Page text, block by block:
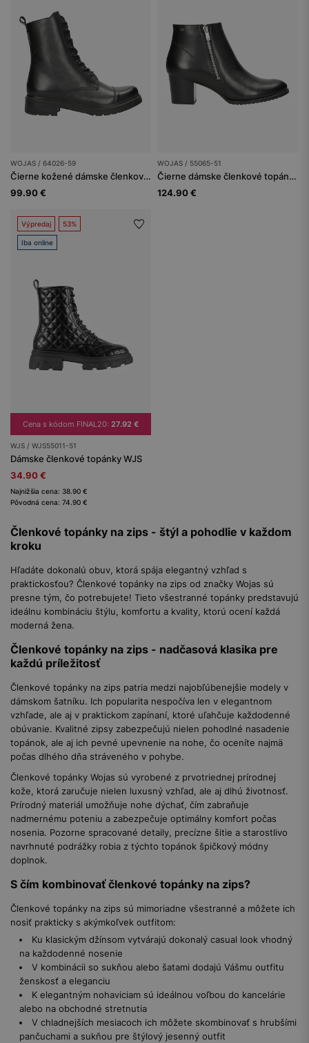
WOJAS / 64026-59
Čierne kožené dámske členkové topánky s zateplením
99.90 €
WOJAS / 55065-51
Čierne dámske členkové topánky na nízkom podpätku
124.90 €
Výpredaj 53%
Iba online
Cena s kódom FINAL20: 27.92 €
WJS / WJS55011-51
Dámske členkové topánky WJS
34.90 €
Najnižšia cena: 38.90 €
Pôvodná cena: 74.90 €
Členkové topánky na zips - štýl a pohodlie v každom
kroku
Hľadáte dokonalú obuv, ktorá spája elegantný vzhľad s
praktickosťou? Členkové topánky na zips od značky Wojas sú
presne tým, čo potrebujete! Tieto všestranné topánky predstavujú
ideálnu kombináciu štýlu, komfortu a kvality, ktorú ocení každá
moderná žena.
Členkové topánky na zips - nadčasová klasika pre
každú príležitosť
Členkové topánky na zips patria medzi najobľúbenejšie modely v
dámskom šatníku. Ich popularita nespočíva len v elegantnom
vzhľade, ale aj v praktickom zapínaní, ktoré uľahčuje každodenné
obúvanie. Kvalitné zipsy zabezpečujú nielen pohodlné nasadenie
topánok, ale aj ich pevné upevnenie na nohe, čo oceníte najmä
počas dlhého dňa stráveného v pohybe.
Členkové topánky Wojas sú vyrobené z prvotriednej prírodnej
kože, ktorá zaručuje nielen luxusný vzhľad, ale aj dlhú životnosť.
Prírodný materiál umožňuje nohe dýchať, čím zabraňuje
nadmernému poteniu a zabezpečuje optimálny komfort počas
nosenia. Pozorne spracované detaily, precízne šitie a starostlivo
navrhnuté podrážky robia z týchto topánok špičkový módny
doplnok.
S čím kombinovať členkové topánky na zips?
Členkové topánky na zips sú mimoriadne všestranné a môžete ich
nosiť prakticky s akýmkoľvek outfitom:
Ku klasickým džínsom vytvárajú dokonalý casual look vhodný
na každodenné nosenie
V kombinácii so sukňou alebo šatami dodajú Vášmu outfitu
ženskosť a eleganciu
K elegantným nohaviciam sú ideálnou voľbou do kancelárie
alebo na obchodné stretnutia
V chladnejších mesiacoch ich môžete skombinovať s hrubšími
pančuchami a sukňou pre štýlový jesenný outfit